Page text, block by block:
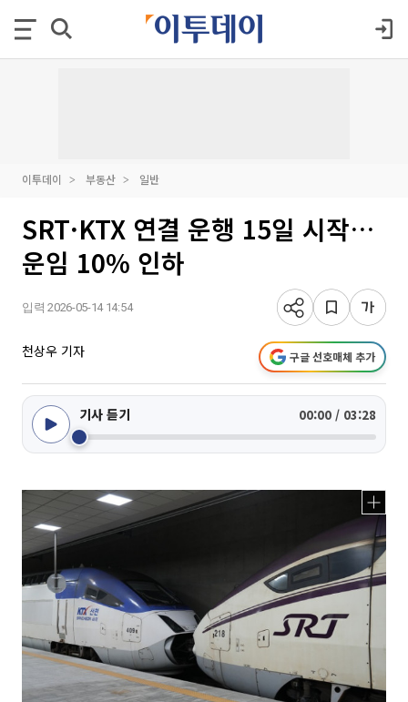
이투데이 부동산 일반
SRT·KTX 연결 운행 15일 시작…
운임 10% 인하
입력 2026-05-14 14:54
천상우 기자 구글 선호매체 추가
기사 듣기 00:00 / 03:28